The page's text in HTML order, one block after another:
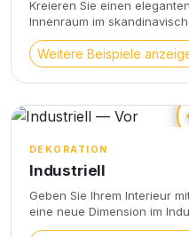
Kreieren Sie einen
Innenraum im
Dekorationsservice.
richten wir Ihren Raum nach
respektieren die
Originalfotos. Genießen Sie
ganz im Zeichen des
Weitere Beispiele
DEKORATION
Industriell
Geben Sie Ihrem Interieur
eine neue Dimension im
Originalfoto, um Ihren